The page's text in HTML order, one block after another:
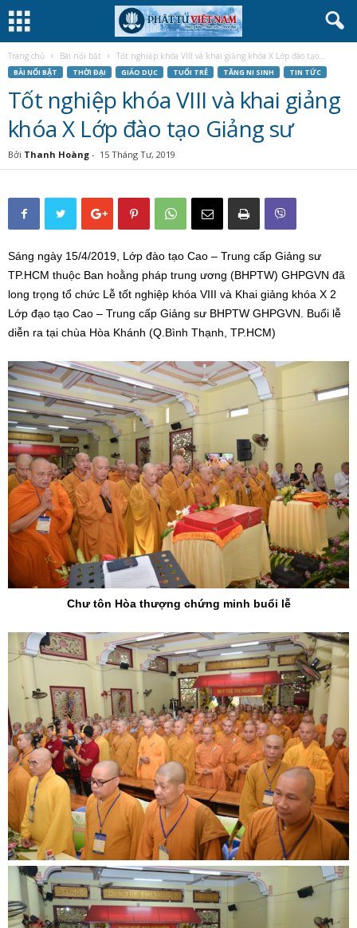
Trang chủ Bài nổi bật Tốt nghiệp khóa VIII và khai giảng khóa X Lớp đào tạo...
BÀI NỔI BẬT THỜI ĐẠI GIÁO DỤC TUỔI TRẺ TĂNG NI SINH TIN TỨC
Tốt nghiệp khóa VIII và khai giảng
khóa X Lớp đào tạo Giảng sư
Bởi Thanh Hoàng - 15 Tháng Tư, 2019
Sáng ngày 15/4/2019, Lớp đào tạo Cao – Trung cấp Giảng sư
TP.HCM thuộc Ban hoằng pháp trung ương (BHPTW) GHPGVN đã
long trọng tổ chức Lễ tốt nghiệp khóa VIII và Khai giảng khóa X 2
Lớp đạo tạo Cao – Trung cấp Giảng sư BHPTW GHPGVN. Buổi lễ
diễn ra tại chùa Hòa Khánh (Q.Bình Thạnh, TP.HCM)
Chư tôn Hòa thượng chứng minh buổi lễ